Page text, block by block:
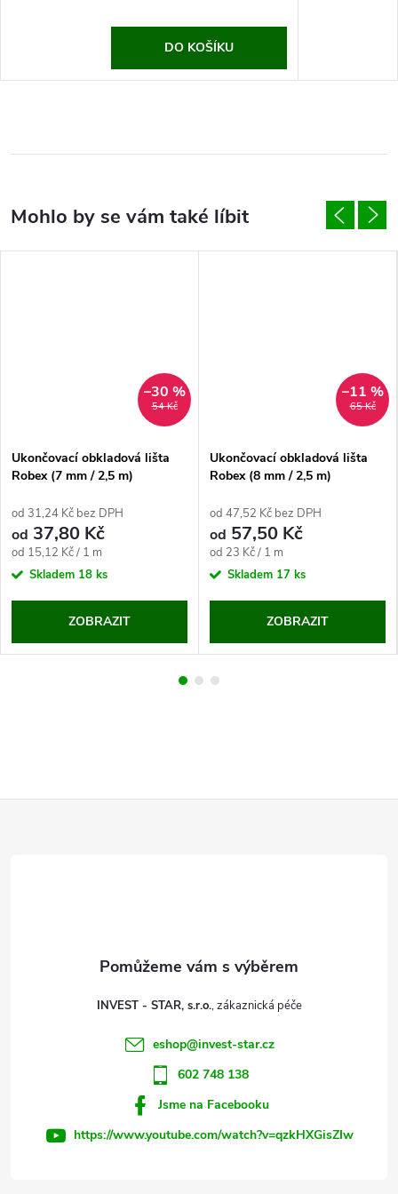
DO KOŠÍKU
54 Kč
–30 %
Ukončovací obkladová lišta
Robex (7 mm / 2,5 m)
od 31,24 Kč bez DPH
od 37,80 Kč
Měrná
cena:
od 15,12 Kč / 1 m
Skladem 18 ks
ZOBRAZIT
65 Kč
–11 %
Ukončovací obkladová lišta
Robex (8 mm / 2,5 m)
od 47,52 Kč bez DPH
od 57,50 Kč
Měrná
cena:
od 23 Kč / 1 m
Skladem 17 ks
ZOBRAZIT
INVEST - STAR, s.r.o.
eshop@invest-star.cz
602 748 138
Jsme na Facebooku
https://www.youtube.com/watch?v=qzkHXGisZIw